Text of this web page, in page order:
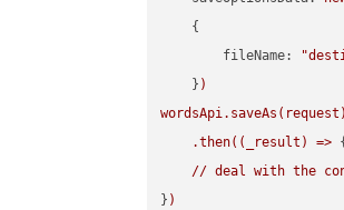
    {
fileName:
    }
)
wordsApi.saveAs(request)
.then((_result)
=> {
// deal with the
} )